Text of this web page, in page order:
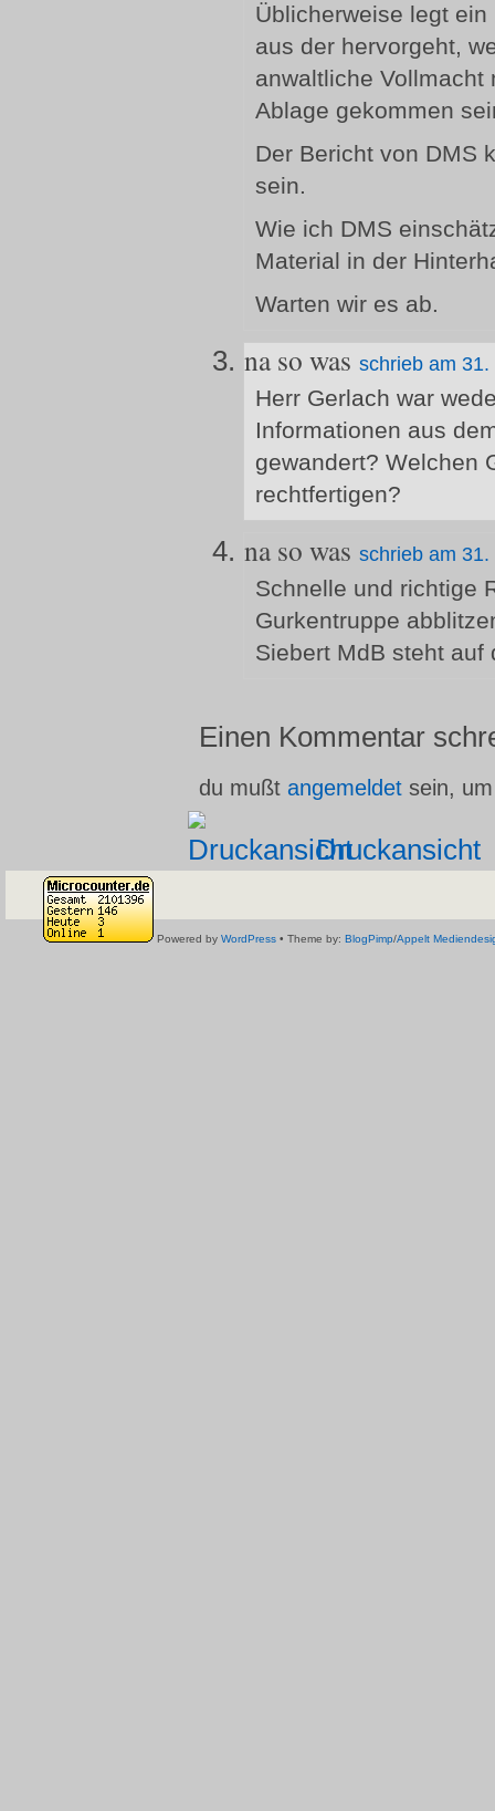
Üblicherweise legt
aus der hervorgeht,
anwaltliche
Ablage gekommen
Der Bericht von DMS
sein.
Wie ich DMS
Material in der
Warten wir es ab.
na so was schrieb am
Herr Gerlach war
Informationen aus
gewandert? Welchen
rechtfertigen?
na so was schrieb am
Schnelle und richtige
Gurkentruppe
Siebert MdB steht auf
Einen Kommentar
du mußt angemeldet sein,
Druckansicht
Powered by WordPress • Theme by: BlogPimp/Appelt